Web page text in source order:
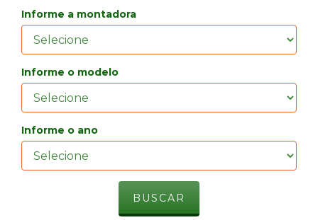
Informe a montadora
Informe o modelo
Informe o ano